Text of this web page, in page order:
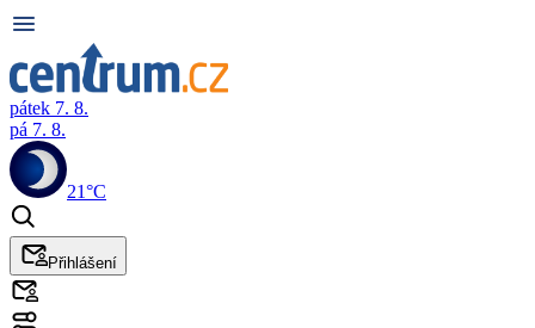
pátek 7. 8.
pá 7. 8.
21°C
Přihlášení